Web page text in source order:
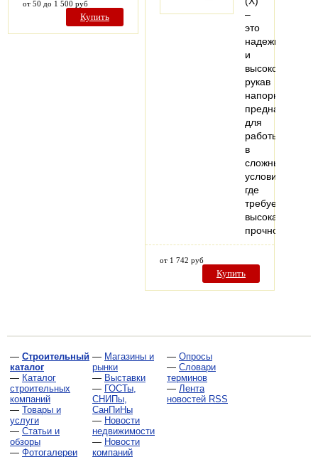
от 50 до 1 500 руб
Купить
–
это
надежный
и
рукав
напорный,
для
работы
в
сложных
условиях,
где
требуется
высокая
прочность…
от 1 742 руб
Купить
— Строительный
каталог
— Каталог
строительных
компаний
— Товары и
услуги
— Статьи и
обзоры
— Фотогалереи
— Магазины и
рынки
— Выставки
— ГОСТы,
СНИПы,
СанПиНы
— Новости
недвижимости
— Новости
компаний
— Опросы
— Словари
терминов
— Лента
новостей RSS